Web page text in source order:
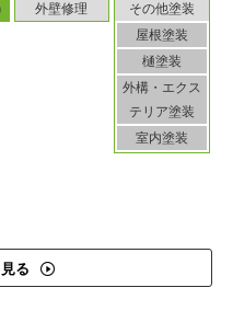
外壁修理
その他塗装
屋根塗装
樋塗装
外構・エクス
テリア塗装
室内塗装
る